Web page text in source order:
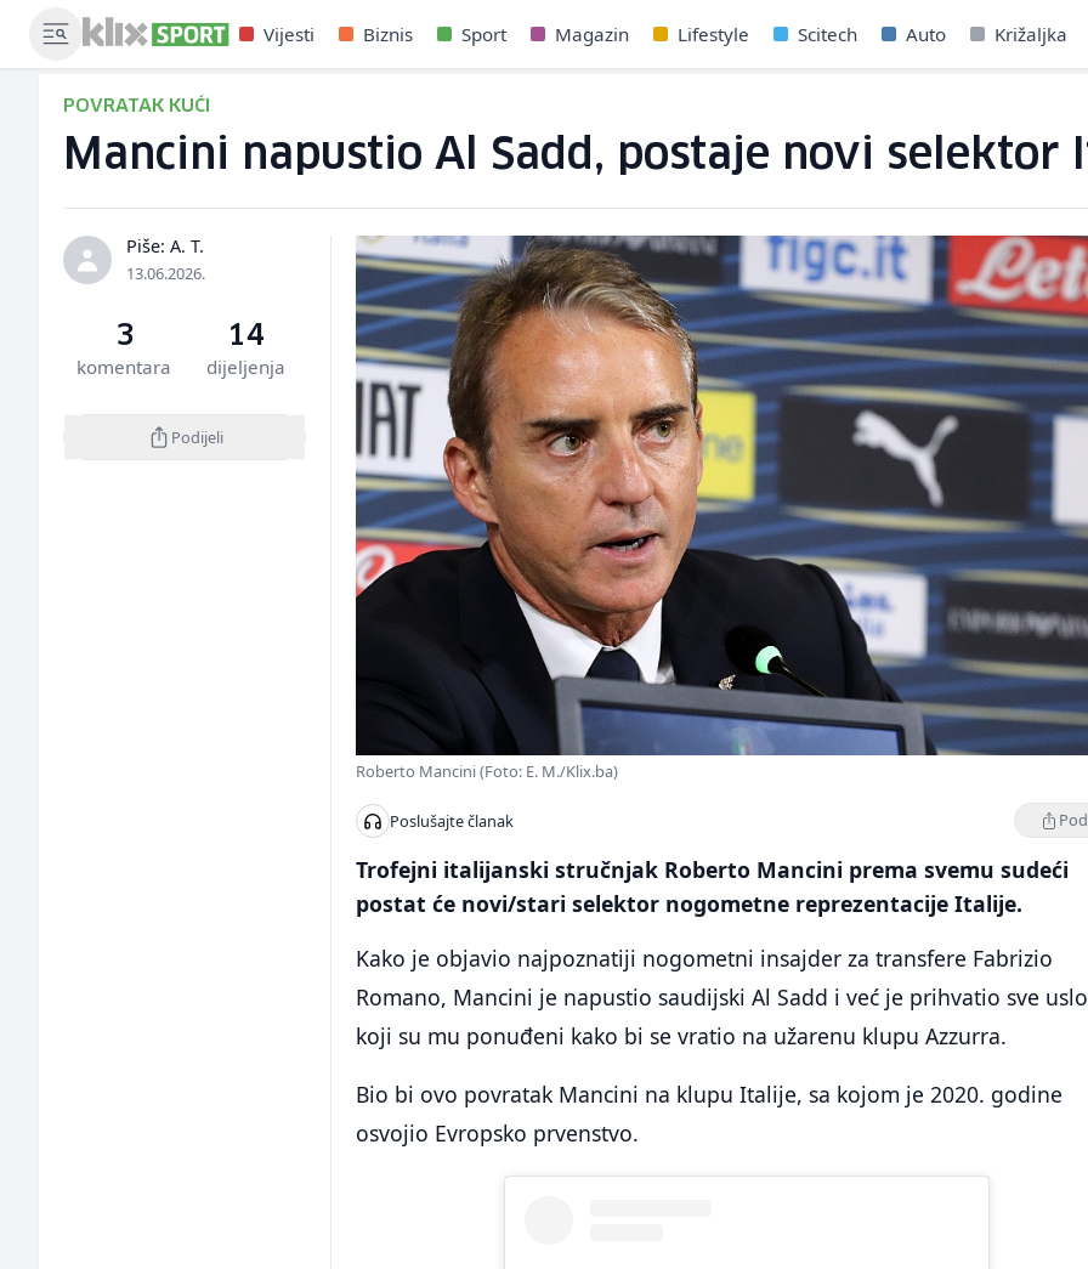
Vijesti Biznis Sport Magazin Lifestyle Scitech Auto Križaljka
POVRATAK KUĆI
Mancini napustio Al Sadd, postaje novi selektor
Piše: A. T.
13.06.2026.
3
komentara
14
dijeljenja
Podijeli
Roberto Mancini (Foto: E. M./Klix.ba)
Poslušajte članak
Trofejni italijanski stručnjak Roberto Mancini prema svemu sudeći
postat će novi/stari selektor nogometne reprezentacije Italije.
Kako je objavio najpoznatiji nogometni insajder za transfere Fabrizio
Romano, Mancini je napustio saudijski Al Sadd i već je prihvatio sve
koji su mu ponuđeni kako bi se vratio na užarenu klupu Azzurra.
Bio bi ovo povratak Mancini na klupu Italije, sa kojom je 2020. godine
osvojio Evropsko prvenstvo.